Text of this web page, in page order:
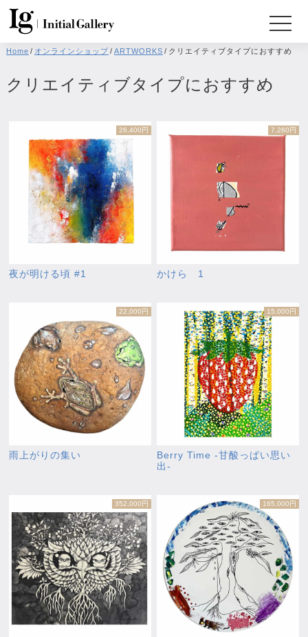
Home / オンラインショップ/ ARTWORKS / クリエイティブタイプにおすすめ
クリエイティブタイプにおすすめ
26,400円
夜が明ける頃 #1
7,260円
かけら 1
22,000円
雨上がりの集い
15,000円
Berry Time -甘酸っぱい思い
出-
352,000円 165,000円